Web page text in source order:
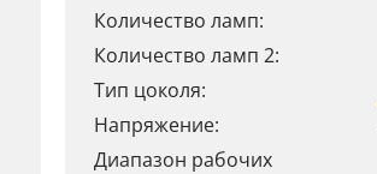
Количество ламп:
Количество ламп 2:
Тип цоколя:
Напряжение:
Диапазон рабочих